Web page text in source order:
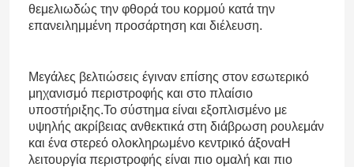
θεμελιωδώς την φθορά του κορμού κατά την
επανειλημμένη προσάρτηση και διέλευση.
Μεγάλες βελτιώσεις έγιναν επίσης στον εσωτερικό
μηχανισμό περιστροφής και στο πλαίσιο
υποστήριξης.Το σύστημα είναι εξοπλισμένο με
υψηλής ακρίβειας ανθεκτικά στη διάβρωση ρουλεμάν
και ένα στερεό ολοκληρωμένο κεντρικό άξοναΗ
λειτουργία περιστροφής είναι πιο ομαλή και πιο